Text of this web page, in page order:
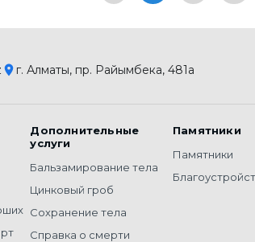
г. Алматы, пр. Райымбека, 481а
Дополнительные
услуги
Бальзамирование тела
Цинковый гроб
Сохранение тела
Справка о смерти
Памятники
Памятники